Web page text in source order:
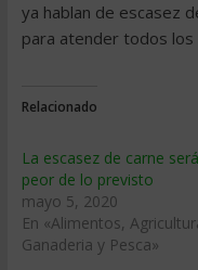
ya hablan de escasez
para atender todos
Relacionado
La escasez de carne será
peor de lo previsto
mayo 5, 2020
En «Alimentos,
Ganaderia y Pesca»